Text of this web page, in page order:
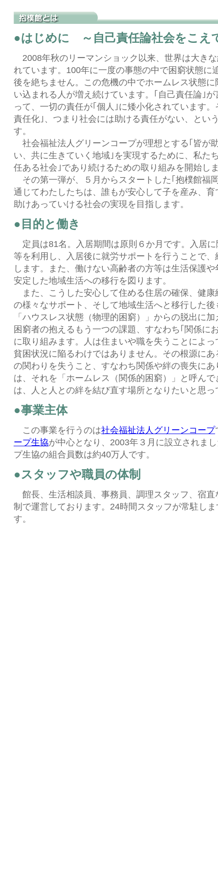
●はじめに ～自己責任論社会をこえ
2008年秋のリーマンショック以来、世界は大き
れています。100年に一度の事態の中で困窮状態に
後を絶ちません。この危機の中でホームレス状態
い込まれる人が増え続けています。｢自己責任論｣
って、一切の責任が｢個人｣に矮小化されています
責任化｣、つまり社会には助ける責任がない、とい
す。
社会福祉法人グリーンコープが理想とする｢皆が
い、共に生きていく地域｣を実現するために、私た
任ある社会｣であり続けるための取り組みを開始し
その第一弾が、５月からスタートした｢抱樸館福
通じてわたしたちは、誰もが安心して子を産み、
助けあっていける社会の実現を目指します。
●目的と働き
定員は81名。入居期間は原則６か月です。入居
等を利用し、入居後に就労サポートを行うことで
します。また、働けない高齢者の方等は生活保護
安定した地域生活への移行を図ります。
また、こうした安心して住める住居の確保、健康
の様々なサポート、そして地域生活へと移行した
「ハウスレス状態（物理的困窮）」からの脱出に
困窮者の抱えるもう一つの課題、すなわち｢関係に
に取り組みます。人は住まいや職を失うことによ
貧困状況に陥るわけではありません。その根源に
の関わりを失うこと、すなわち関係や絆の喪失に
は、それを「ホームレス（関係的困窮）」と呼ん
は、人と人との絆を結び直す場所となりたいと思っ
●事業主体
この事業を行うのは社会福祉法人グリーンコープ
ープ生協が中心となり、2003年３月に設立されま
プ生協の組合員数は約40万人です。
●スタッフや職員の体制
館長、生活相談員、事務員、調理スタッフ、宿直
制で運営しております。24時間スタッフが常駐し
す。